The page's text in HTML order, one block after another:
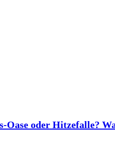
Oase oder Hitzefalle?